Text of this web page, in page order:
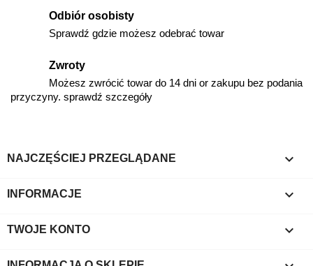
Odbiór osobisty
Sprawdź gdzie możesz odebrać towar
Zwroty
Możesz zwrócić towar do 14 dni or zakupu bez podania
przyczyny. sprawdź szczegóły
NAJCZĘŚCIEJ PRZEGLĄDANE 
INFORMACJE 
TWOJE KONTO 